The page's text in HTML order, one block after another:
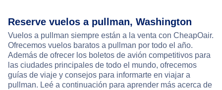
Reserve vuelos a pullman, Washington
Vuelos a pullman siempre están a la venta con CheapOair.
Ofrecemos vuelos baratos a pullman por todo el año.
Además de ofrecer los boletos de avión competitivos para
las ciudades principales de todo el mundo, ofrecemos
guías de viaje y consejos para informarte en viajar a
pullman. Leé a continuación para aprender más acerca de